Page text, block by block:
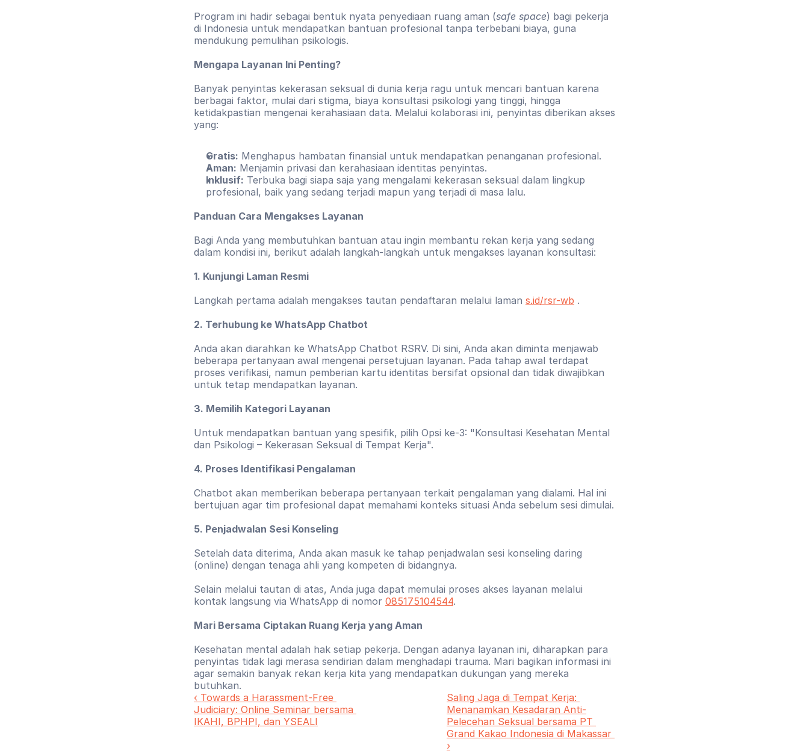
Program ini hadir sebagai bentuk nyata penyediaan ruang aman (safe space) bagi pekerja
di Indonesia untuk mendapatkan bantuan profesional tanpa terbebani biaya, guna
mendukung pemulihan psikologis.
Mengapa Layanan Ini Penting?
Banyak penyintas kekerasan seksual di dunia kerja ragu untuk mencari bantuan karena
berbagai faktor, mulai dari stigma, biaya konsultasi psikologi yang tinggi, hingga
ketidakpastian mengenai kerahasiaan data. Melalui kolaborasi ini, penyintas diberikan akses
yang:
Gratis: Menghapus hambatan finansial untuk mendapatkan penanganan profesional.
Aman: Menjamin privasi dan kerahasiaan identitas penyintas.
Inklusif: Terbuka bagi siapa saja yang mengalami kekerasan seksual dalam lingkup
profesional, baik yang sedang terjadi mapun yang terjadi di masa lalu.
Panduan Cara Mengakses Layanan
Bagi Anda yang membutuhkan bantuan atau ingin membantu rekan kerja yang sedang
dalam kondisi ini, berikut adalah langkah-langkah untuk mengakses layanan konsultasi:
1. Kunjungi Laman Resmi
Langkah pertama adalah mengakses tautan pendaftaran melalui laman s.id/rsr-wb .
2. Terhubung ke WhatsApp Chatbot
Anda akan diarahkan ke WhatsApp Chatbot RSRV. Di sini, Anda akan diminta menjawab
beberapa pertanyaan awal mengenai persetujuan layanan. Pada tahap awal terdapat
proses verifikasi, namun pemberian kartu identitas bersifat opsional dan tidak diwajibkan
untuk tetap mendapatkan layanan.
3. Memilih Kategori Layanan
Untuk mendapatkan bantuan yang spesifik, pilih Opsi ke-3: "Konsultasi Kesehatan Mental
dan Psikologi – Kekerasan Seksual di Tempat Kerja".
4. Proses Identifikasi Pengalaman
Chatbot akan memberikan beberapa pertanyaan terkait pengalaman yang dialami. Hal ini
bertujuan agar tim profesional dapat memahami konteks situasi Anda sebelum sesi dimulai.
5. Penjadwalan Sesi Konseling
Setelah data diterima, Anda akan masuk ke tahap penjadwalan sesi konseling daring
(online) dengan tenaga ahli yang kompeten di bidangnya.
Selain melalui tautan di atas, Anda juga dapat memulai proses akses layanan melalui
kontak langsung via WhatsApp di nomor 085175104544.
Mari Bersama Ciptakan Ruang Kerja yang Aman
Kesehatan mental adalah hak setiap pekerja. Dengan adanya layanan ini, diharapkan para
penyintas tidak lagi merasa sendirian dalam menghadapi trauma. Mari bagikan informasi ini
agar semakin banyak rekan kerja kita yang mendapatkan dukungan yang mereka
butuhkan.
‹ Towards a Harassment-Free
Judiciary: Online Seminar bersama
IKAHI, BPHPI, dan YSEALI
Saling Jaga di Tempat Kerja:
Menanamkan Kesadaran Anti-
Pelecehan Seksual bersama PT
Grand Kakao Indonesia di Makassar
›